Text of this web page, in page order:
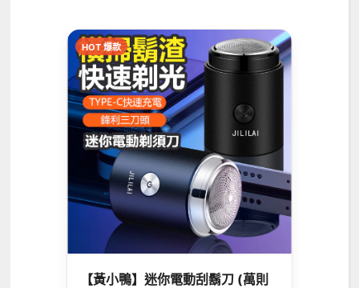
HOT 爆款
【黃小鴨】迷你電動刮鬍刀 (萬則